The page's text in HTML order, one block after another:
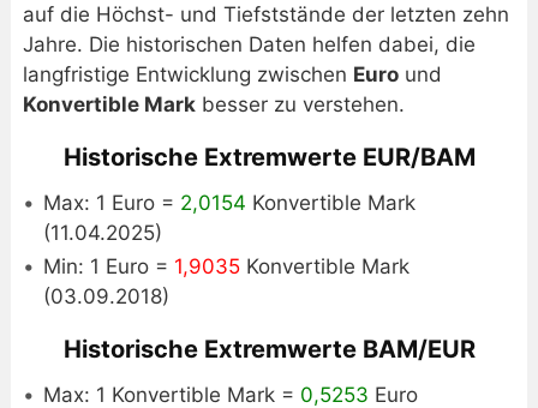
auf die Höchst- und Tiefststände der letzten zehn
Jahre. Die historischen Daten helfen dabei, die
langfristige Entwicklung zwischen Euround
Konvertible Markbesser zu verstehen.
Historische Extremwerte EUR/BAM
Max: 1 Euro = 2,0154 Konvertible Mark
(11.04.2025)
Min: 1 Euro = 1,9035Konvertible Mark
(03.09.2018)
Historische Extremwerte BAM/EUR
Max: 1 Konvertible Mark = 0,5253 Euro